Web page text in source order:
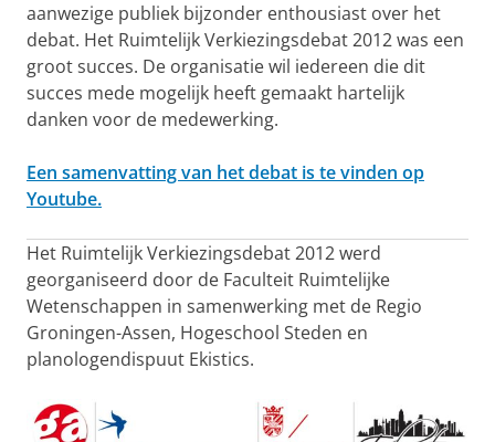
aanwezige publiek bijzonder enthousiast over het
debat. Het Ruimtelijk Verkiezingsdebat 2012 was een
groot succes. De organisatie wil iedereen die dit
succes mede mogelijk heeft gemaakt hartelijk
danken voor de medewerking.
Een samenvatting van het debat is te vinden op
Youtube.
Het Ruimtelijk Verkiezingsdebat 2012 werd
georganiseerd door de Faculteit Ruimtelijke
Wetenschappen in samenwerking met de Regio
Groningen-Assen, Hogeschool Steden en
planologendispuut Ekistics.